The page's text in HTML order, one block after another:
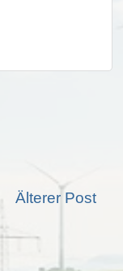
Älterer Post